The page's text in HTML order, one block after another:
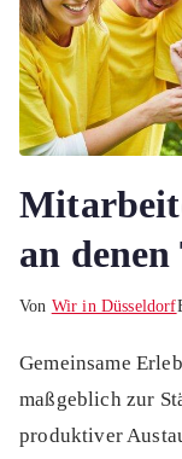
an
Von Wir in Düsseldorf
Gemeinsame
maßgeblich zur
produktiver